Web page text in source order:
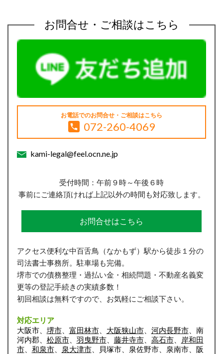
お問合せ・ご相談はこちら
お電話でのお問合せ・ご相談はこちら
072-260-4069
kami-legal@feel.ocn.ne.jp
受付時間：午前９時～午後６時
事前にご連絡頂ければ上記以外の時間も対応致します。
お問合せはこちら
アクセス便利な中百舌鳥（なかもず）駅から徒歩１分の
司法書士事務所。駐車場も完備。
堺市での債務整理・過払い金・相続問題・不動産名義変
更等の登記手続きの実績多数！
初回相談は無料ですので、お気軽にご相談下さい。
対応エリア
大阪市、 堺市、 富田林市、 大阪狭山市、 河内長野市、南
河内郡、 松原市、 羽曳野市、 藤井寺市、 高石市、
岸和田
市、 和泉市、 泉大津市、貝塚市、泉佐野市、泉南市、阪